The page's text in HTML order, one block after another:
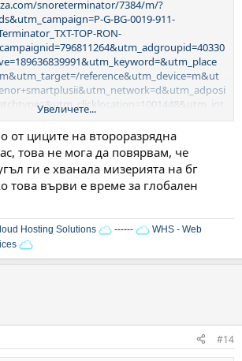
snoreterminator/7384/m/?
G-BG-0019-911-
TOP-RON-
reference&utm_device=m&ut
Увеличете...
от циците на второразрядна
това не мога да повярвам, че
ги е хванала мизерията на бг
това върви е време за глобален
Hosting Solutions ------
WHS - Web
#14